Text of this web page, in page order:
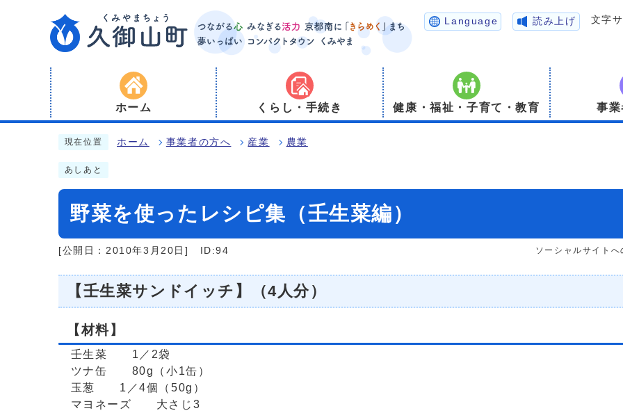
Language 読み上げ 文字
ホーム くらし・手続き 健康・福祉・子育て・教育 事
現在位置 ホーム 事業者の方へ 産業 農業
あしあと
野菜を使ったレシピ集（壬生菜編）
[公開日：2010年3月20日] ID:94 ソーシャルサイト
【壬生菜サンドイッチ】（4人分）
【材料】
壬生菜 1／2袋
ツナ缶 80g（小1缶）
玉葱 1／4個（50g）
マヨネーズ 大さじ3